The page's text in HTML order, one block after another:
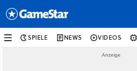
SPIELE NEWS VIDEOS